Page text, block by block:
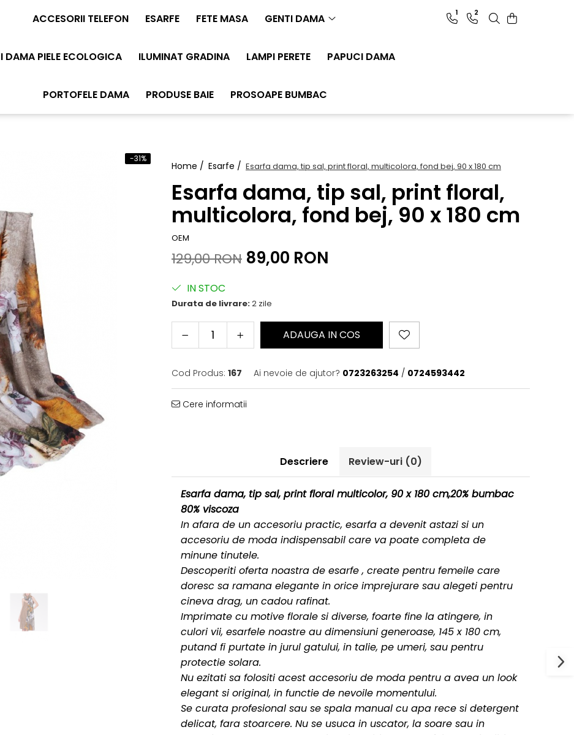
ACCESORII TELEFON ESARFE FETE MASA GENTI DAMA
DAMA PIELE ECOLOGICA ILUMINAT GRADINA LAMPI PERETE PAPUCI DAMA
PORTOFELE DAMA PRODUSE BAIE PROSOAPE BUMBAC
1 2
Home / Esarfe / Esarfa dama, tip sal, print floral, multicolora, fond bej, 90 x 180 cm
Esarfa dama, tip sal, print floral,
multicolora, fond bej, 90 x 180 cm
OEM
-31%
129,00 RON 89,00 RON
IN STOC
Durata de livrare:2 zile
ADAUGA IN COS
Cod Produs: 167 Ai nevoie de ajutor? 0723263254 / 0724593442
Cere informatii
Descriere Review-uri (0)
Esarfa dama, tip sal, print floral multicolor, 90 x 180 cm,20% bumbac
80% viscoza
In afara de un accesoriu practic, esarfa a devenit astazi si un
accesoriu de moda indispensabil care va poate completa de
minune tinutele.
Descoperiti oferta noastra de esarfe , create pentru femeile care
doresc sa ramana elegante in orice imprejurare sau alegeti pentru
cineva drag, un cadou rafinat.
Imprimate cu motive florale si diverse, foarte fine la atingere, in
culori vii, esarfele noastre au dimensiuni generoase, 145 x 180 cm,
putand fi purtate in jurul gatului, in talie, pe umeri, sau pentru
protectie solara.
Nu ezitati sa folositi acest accesoriu de moda pentru a avea un look
elegant si original, in functie de nevoile momentului.
Se curata profesional sau se spala manual cu apa rece si detergent
delicat, fara stoarcere. Nu se usuca in uscator, la soare sau in